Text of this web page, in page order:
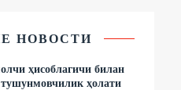
НОВОСТИ
ҳисоблагичи билан
тушунмовчилик ҳолати